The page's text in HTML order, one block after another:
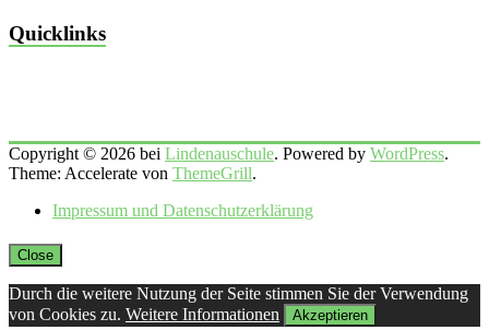
Quicklinks
Copyright © 2026 bei Lindenauschule. Powered by WordPress.
Theme: Accelerate von ThemeGrill.
Impressum und Datenschutzerklärung
Close
Durch die weitere Nutzung der Seite stimmen Sie der Verwendung
von Cookies zu. Weitere Informationen Akzeptieren